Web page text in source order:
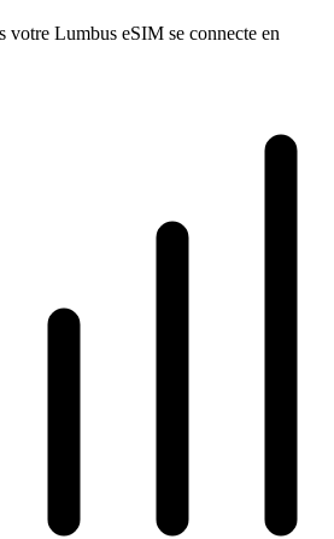
votre Lumbus eSIM se connecte en